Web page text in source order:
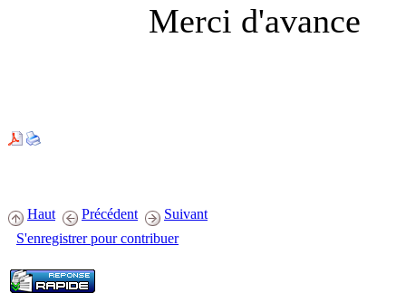
Merci d'avance
Haut Précédent
Suivant
S'enregistrer pour contribuer